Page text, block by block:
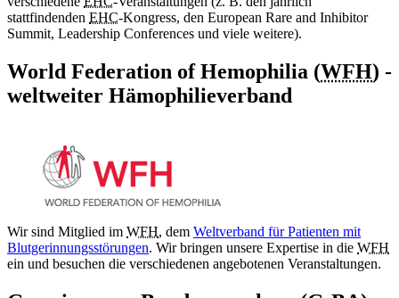
stattfindenden EHC-Kongress, den European Rare and Inhibitor
Summit, Leadership Conferences und viele weitere).
World Federation of Hemophilia (WFH) -
weltweiter Hämophilieverband
Wir sind Mitglied im WFH, dem Weltverband für Patienten mit
Blutgerinnungsstörungen. Wir bringen unsere Expertise in die WFH
ein und besuchen die verschiedenen angebotenen Veranstaltungen.